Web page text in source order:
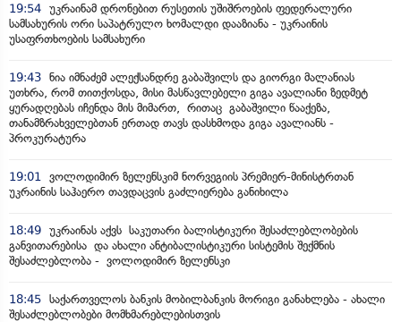
19:54 უკრაინამ დრონებით რუსეთის უშიშროების ფედერალური
სამსახურის ორი საპატრულო ხომალდი დააზიანა - უკრაინის
უსაფრთხოების სამსახური
19:43 ნია იმნაძემ ალექსანდრე გაბაშვილს და გიორგი მალანიას
უთხრა, რომ თითქოსდა, მისი მასწავლებელი გიგა ავალიანი ზედმეტ
ყურადღებას იჩენდა მის მიმართ, რითაც გაბაშვილი წააქეზა,
თანამზრახველებთან ერთად თავს დასხმოდა გიგა ავალიანს -
პროკურატურა
19:01
ვოლოდიმირ ზელენსკიმ ნორვეგიის პრემიერ-მინისტრთან
უკრაინის საჰაერო თავდაცვის გაძლიერება განიხილა
18:49 უკრაინას აქვს საკუთარი ბალისტიკური შესაძლებლობების
განვითარებისა და ახალი ანტიბალისტიკური სისტემის შექმნის
შესაძლებლობა - ვოლოდიმირ ზელენსკი
18:45 საქართველოს ბანკის მობილბანკის მორიგი განახლება - ახალი
შესაძლებლობები მომხმარებლებისთვის